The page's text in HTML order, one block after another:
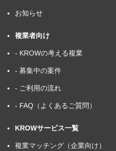
お知らせ
複業者向け
- KROWの考える複業
- 募集中の案件
- ご利用の流れ
- FAQ（よくあるご質問）
KROWサービス一覧
複業マッチング（企業向け）